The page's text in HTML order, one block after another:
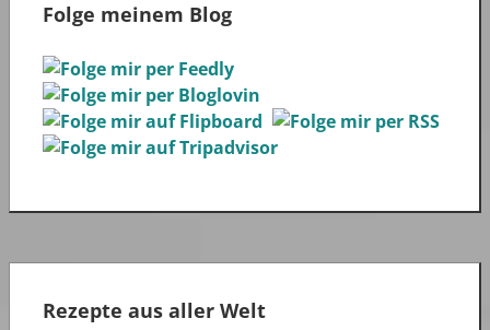
Folge meinem Blog
Rezepte aus aller Welt